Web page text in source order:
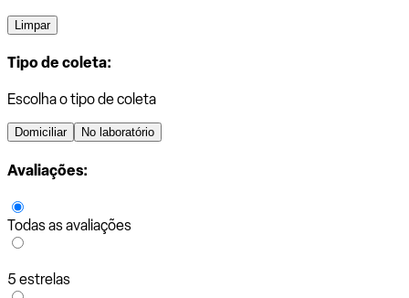
Limpar
Tipo de coleta:
Escolha o tipo de coleta
Domiciliar No laboratório
Avaliações:
Todas as avaliações
5 estrelas